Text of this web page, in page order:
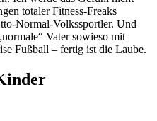
totaler Fitness-Freaks
Normal-Volkssportler. Und
Vater sowieso mit
Fußball – fertig ist die Laube.